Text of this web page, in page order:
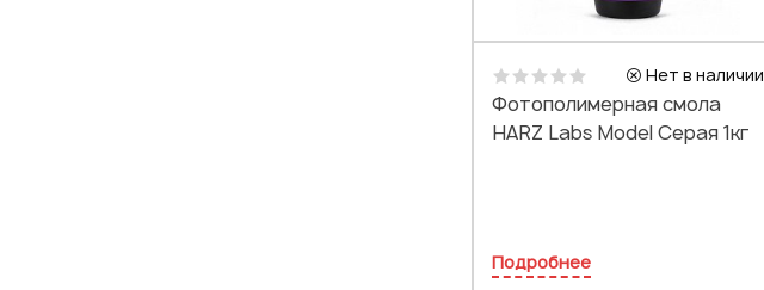
Нет в наличии
Фотополимерная смола
HARZ Labs Model Серая 1кг
Подробнее